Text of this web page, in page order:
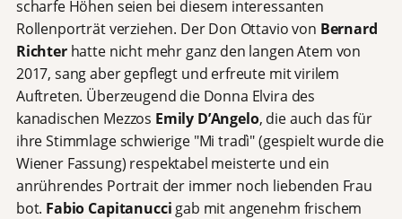
scharfe Höhen seien bei diesem interessanten
Rollenporträt verziehen. Der Don Ottavio von Bernard
Richter hatte nicht mehr ganz den langen Atem von
2017, sang aber gepflegt und erfreute mit virilem
Auftreten. Überzeugend die Donna Elvira des
kanadischen Mezzos Emily D’Angelo, die auch das für
ihre Stimmlage schwierige "Mi tradì" (gespielt wurde die
Wiener Fassung) respektabel meisterte und ein
anrührendes Portrait der immer noch liebenden Frau
bot. Fabio Capitanucci gab mit angenehm frischem